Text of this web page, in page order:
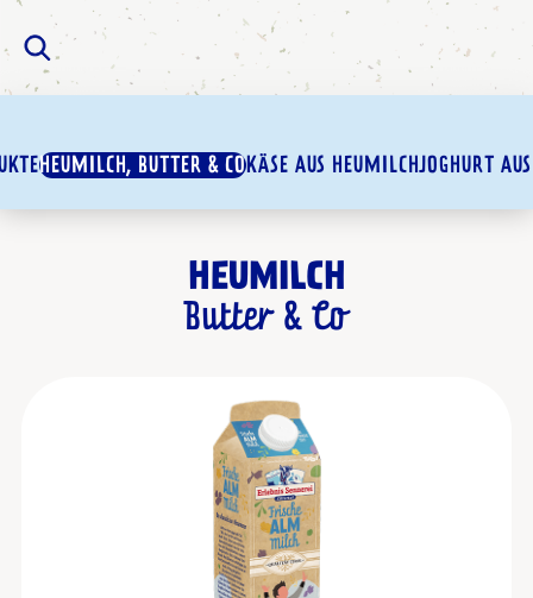
HEUMILCH, BUTTER & COKÄSE AUS HEUMILCHJOGHURT
HEUMILCH
Butter & Co